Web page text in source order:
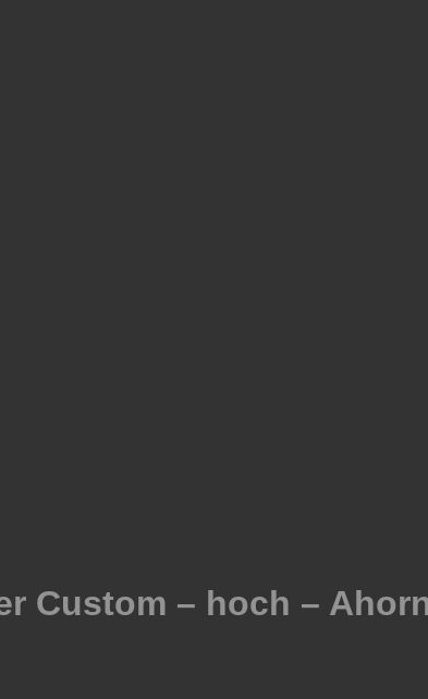
Custom – hoch –